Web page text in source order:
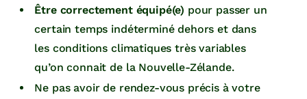
Être correctement équipé(e) pour passer un
certain temps indéterminé dehors et dans
les conditions climatiques très variables
qu’on connait de la Nouvelle-Zélande.
Ne pas avoir de rendez-vous précis à votre